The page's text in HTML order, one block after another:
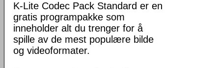
K-Lite Codec Pack Standard er en
gratis programpakke som
inneholder alt du trenger for å
spille av de mest populære bilde
og videoformater.